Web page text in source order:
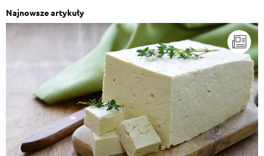
Najnowsze artykuły